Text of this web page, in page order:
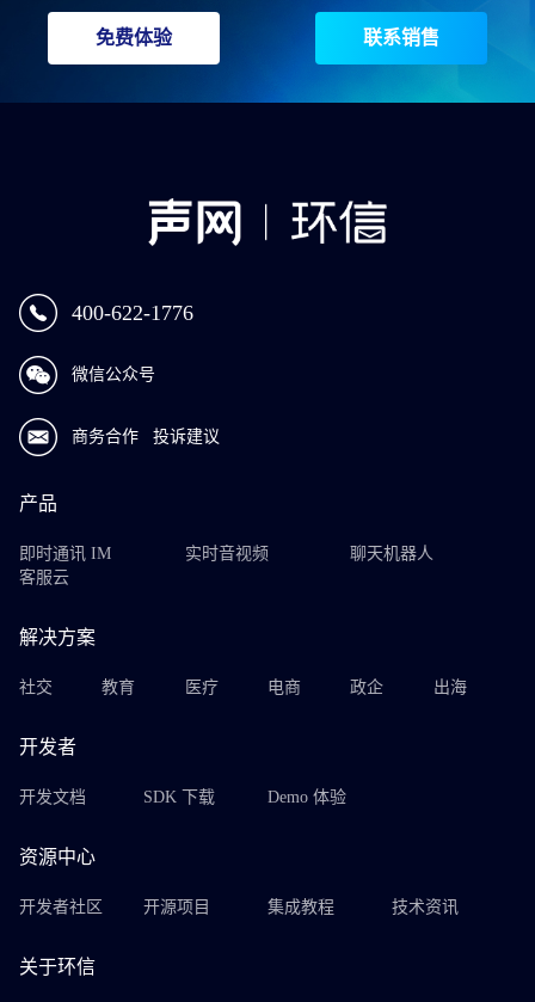
免费体验 联系销售
400-622-1776
微信公众号
商务合作 投诉建议
产品
即时通讯 IM 实时音视频
聊天机器人
客服云
解决方案
社交 教育 医疗 电商 政企 出海
开发者
开发文档 SDK 下载 Demo 体验
资源中心
开发者社区 开源项目 集成教程 技术资讯
关于环信